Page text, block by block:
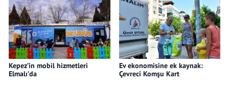
Kepez’in mobil hizmetleri
Elmalı’da
Ev ekonomisine ek kaynak:
Çevreci Komşu Kart